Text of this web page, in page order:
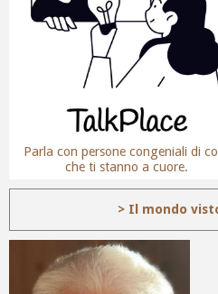
Parla con persone congeniali di
che ti stanno a cuore.
> Il mondo